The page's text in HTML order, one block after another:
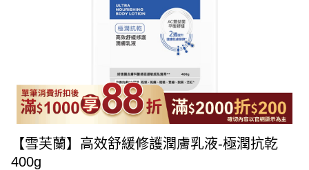
【雪芙蘭】高效舒緩修護潤膚乳液-極潤抗乾
400g